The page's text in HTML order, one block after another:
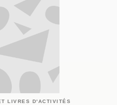
LIVRES D'ACTIVITÉS